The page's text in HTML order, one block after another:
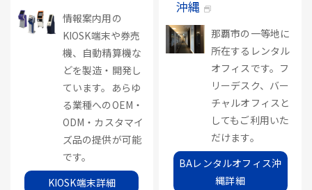
情報案内用の
KIOSK端末や券売
機、自動精算機な
どを製造・開発し
ています。あらゆ
る業種へのOEM・
ODM・カスタマイ
ズ品の提供が可能
です。
KIOSK端末詳細
沖縄
那覇市の一等地に
所在するレンタル
オフィスです。フ
リーデスク、バー
チャルオフィスと
してもご利用いた
だけます。
BAレンタルオフィス沖
縄詳細